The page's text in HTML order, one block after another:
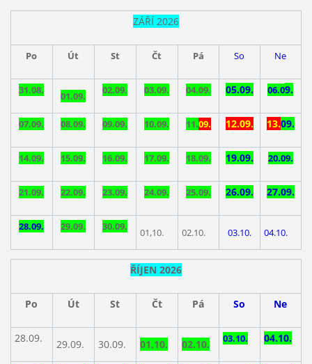
ZÁŘÍ 2026
Po Út St Čt Pá So Ne
31.08. 01.09. 02.09. 03.09. 04.09. 05.09. 06.09.
07.09. 08.09. 09.09. 10.09. 11.09. 12.09. 13.09.
14.09. 15.09. 16.09. 17.09. 18.09. 19.09. 20.09.
21.09. 22.09. 23.09. 24.09. 25.09. 26.09. 27.09.
28.09. 29.09. 30.09. 01,10. 02.10. 03.10. 04.10.
ŘÍJEN 2026
Po Út St Čt Pá So Ne
28.09. 29.09. 30.09. 01,10. 02.10. 03.10. 04.10.